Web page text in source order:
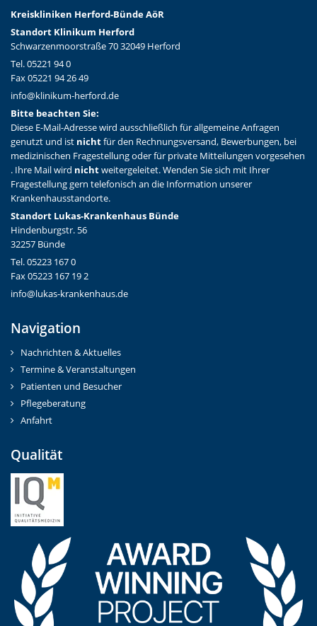
Kreiskliniken Herford-Bünde AöR
Standort Klinikum Herford
Schwarzenmoorstraße 70 32049 Herford
Tel. 05221 94 0
Fax 05221 94 26 49
info@klinikum-herford.de
Bitte beachten Sie:
Diese E-Mail-Adresse wird ausschließlich für allgemeine Anfragen
genutzt und ist nichtfür den Rechnungsversand, Bewerbungen, bei
medizinischen Fragestellung oder für private Mitteilungen vorgesehen
. Ihre Mail wird nichtweitergeleitet. Wenden Sie sich mit Ihrer
Fragestellung gern telefonisch an die Information unserer
Krankenhausstandorte.
Standort Lukas-Krankenhaus Bünde
Hindenburgstr. 56
32257 Bünde
Tel. 05223 167 0
Fax 05223 167 19 2
info@lukas-krankenhaus.de
Navigation
Nachrichten & Aktuelles
Termine & Veranstaltungen
Patienten und Besucher
Pflegeberatung
Anfahrt
Qualität